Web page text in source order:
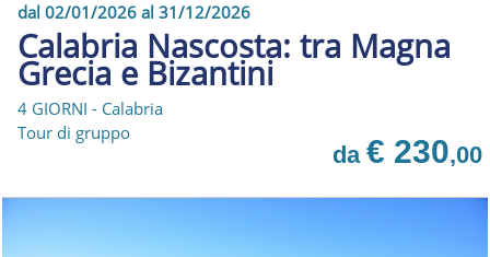
dal 02/01/2026 al 31/12/2026
Calabria Nascosta: tra Magna
Grecia e Bizantini
4 GIORNI - Calabria
Tour di gruppo
da € 230,00